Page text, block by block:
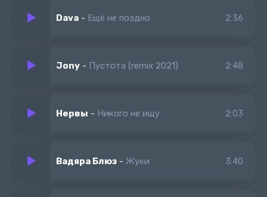
Dava - Ещё не поздно 2:36
Jony - Пустота (remix 2021) 2:48
Нервы - Никого не ищу 2:03
Вадяра Блюз - Жуки 3:40